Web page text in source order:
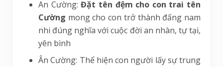
An Cường:Đặt tên đệm cho con trai tên
Cường mong cho con trở thành đấng nam
nhi đúng nghĩa với cuộc đời an nhàn, tự tại,
yên bình
Ân Cường: Thể hiện con người lấy sự trung